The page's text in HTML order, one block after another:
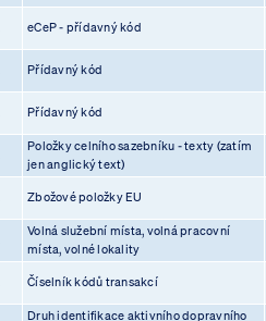
eCeP - přídavný kód
Přídavný kód
Přídavný kód
Položky celního sazebníku - texty (zatím
jen anglický text)
Zbožové položky EU
Volná služební místa, volná pracovní
místa, volné lokality
Číselník kódů transakcí
Druh identifikace aktivního dopravního